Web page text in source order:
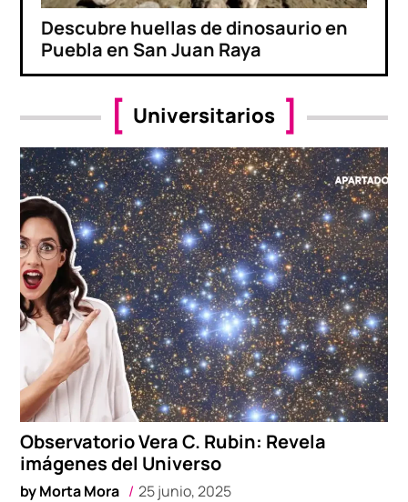
Descubre huellas de dinosaurio en
Puebla en San Juan Raya
Universitarios
Observatorio Vera C. Rubin: Revela
imágenes del Universo
byMorta Mora 25 junio, 2025